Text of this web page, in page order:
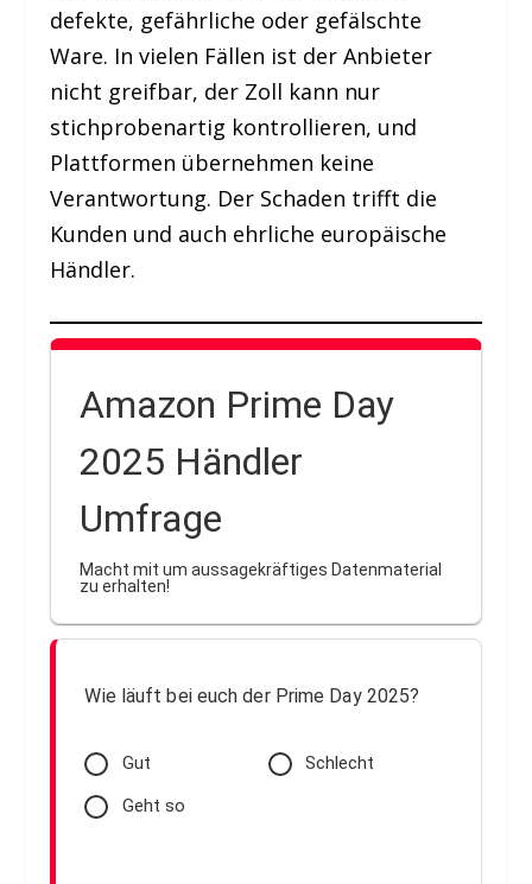
defekte, gefährliche oder gefälschte
Ware. In vielen Fällen ist der Anbieter
nicht greifbar, der Zoll kann nur
stichprobenartig kontrollieren, und
Plattformen übernehmen keine
Verantwortung. Der Schaden trifft die
Kunden und auch ehrliche europäische
Händler.
Amazon Prime Day
2025 Händler
Umfrage
Macht mit um aussagekräftiges Datenmaterial
zu erhalten!
Wie läuft bei euch der Prime Day 2025?
Gut
Schlecht
Geht so